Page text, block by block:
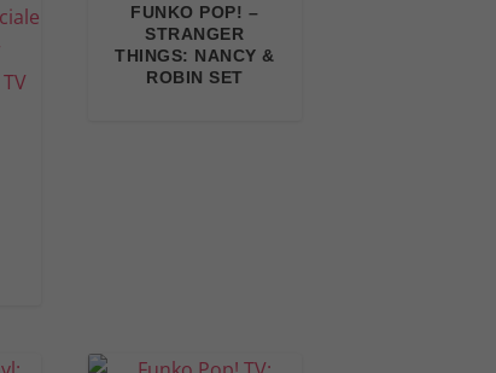
FUNKO POP! –
STRANGER
THINGS: NANCY &
ROBIN SET